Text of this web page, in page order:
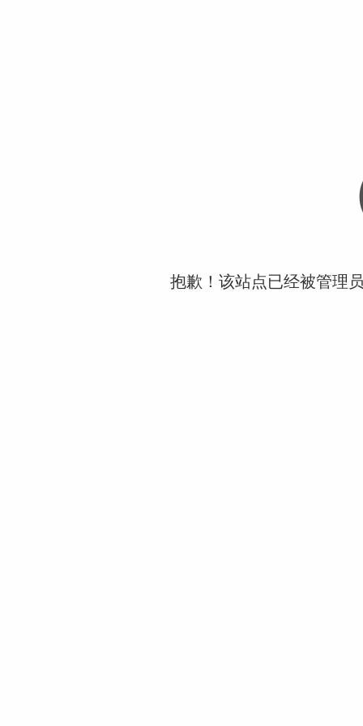
抱歉！该站点已经被管理